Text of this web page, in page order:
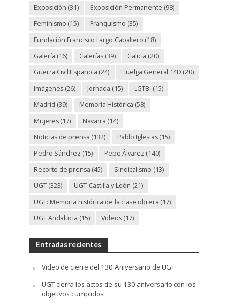
Exposición (31) Exposición Permanente (98)
Feminismo (15) Franquismo (35)
Fundación Francisco Largo Caballero (18)
Galería (16) Galerías(39) Galicia (20)
Guerra Civil Española (24) Huelga General 14D (20)
Imágenes(26) Jornada (15) LGTBi (15)
Madrid (39) Memoria Histórica (58)
Mujeres(17) Navarra (14)
Noticias de prensa (132) Pablo Iglesias(15)
Pedro Sánchez (15) Pepe Álvarez (140)
Recorte de prensa (45) Sindicalismo (13)
UGT(323) UGT-Castilla y León (21)
UGT: Memoria histórica de la clase obrera (17)
UGT Andalucia (15) Videos(17)
Entradas recientes
Video de cierre del 130 Aniversario de UGT
UGT cierra los actos de su 130 aniversario con los
objetivos cumplidos